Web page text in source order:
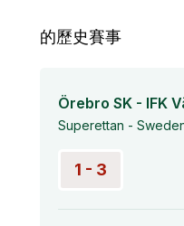
的歷史賽事
Örebro SK - IFK
Superettan -
1 - 3